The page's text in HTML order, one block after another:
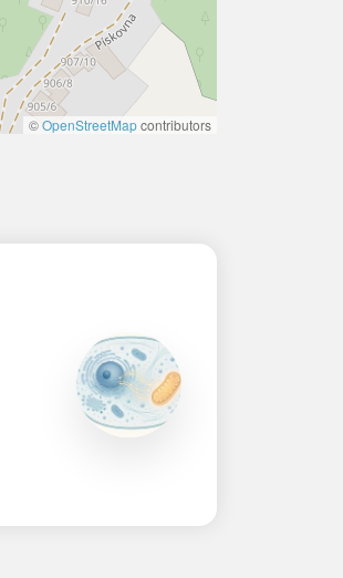
©OpenStreetMapcontributors